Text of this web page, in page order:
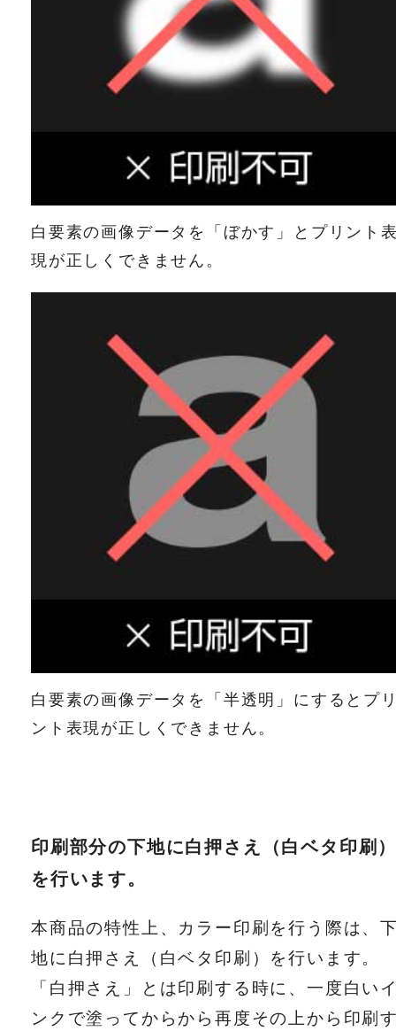
白要素の画像データを「ぼかす」とプリント
現が正しくできません。
白要素の画像データを「半透明」にするとプ
ント表現が正しくできません。
印刷部分の下地に白押さえ（白ベタ印刷
を行います。
本商品の特性上、カラー印刷を行う際は、
地に白押さえ（白ベタ印刷）を行います。
「白押さえ」とは印刷する時に、一度白い
ンクで塗ってからから再度その上から印刷